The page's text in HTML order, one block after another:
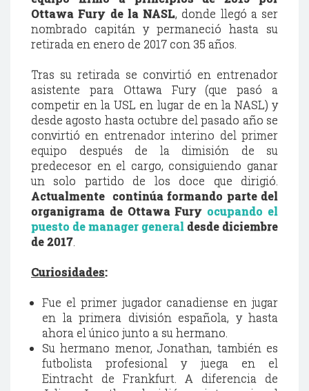
Ottawa Fury de la NASL, donde llegó a ser
nombrado capitán y permaneció hasta su
retirada en enero de 2017 con 35 años.
Tras su retirada se convirtió en entrenador
asistente para Ottawa Fury (que pasó a
competir en la USL en lugar de en la NASL) y
desde agosto hasta octubre del pasado año se
convirtió en entrenador interino del primer
equipo después de la dimisión de su
predecesor en el cargo, consiguiendo ganar
un solo partido de los doce que dirigió.
Actualmente continúa formando parte del
organigrama de Ottawa Furyocupando el
puesto de manager generaldesde diciembre
de 2017.
Curiosidades:
Fue el primer jugador canadiense en jugar
en la primera división española, y hasta
ahora el único junto a su hermano.
Su hermano menor, Jonathan, también es
futbolista profesional y juega en el
Eintracht de Frankfurt. A diferencia de